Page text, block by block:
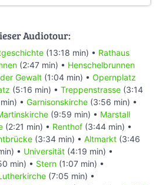
Audiotour:
(13:18 min) • Rathaus
(2:47 min) • Henschelbrunnen
Gewalt (1:04 min) • Opernplatz
(5:16 min) • Treppenstrasse (3:14
• Garnisonskirche (3:56 min) •
(9:59 min) • Marstall
(2:21 min) • Renthof (3:44 min) •
(3:34 min) • Altmarkt (3:46
• Universität (4:19 min) •
min) • Stern (1:07 min) •
(7:05 min) •